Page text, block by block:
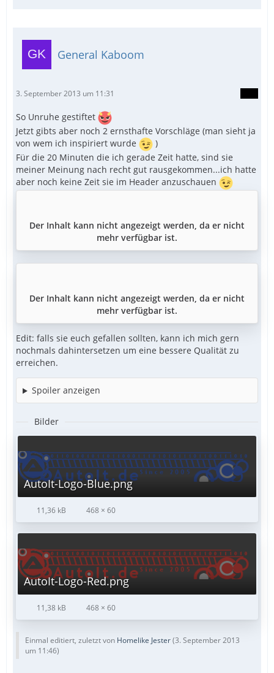
General Kaboom
3. September 2013 um 11:31
So Unruhe gestiftet
Jetzt gibts aber noch 2 ernsthafte Vorschläge (man sieht ja
von wem ich inspiriert wurde
)
Für die 20 Minuten die ich gerade Zeit hatte, sind sie
meiner Meinung nach recht gut rausgekommen...ich hatte
aber noch keine Zeit sie im Header anzuschauen
Der Inhalt kann nicht angezeigt werden, da er nicht
mehr verfügbar ist.
Der Inhalt kann nicht angezeigt werden, da er nicht
mehr verfügbar ist.
Edit: falls sie euch gefallen sollten, kann ich mich gern
nochmals dahintersetzen um eine bessere Qualität zu
erreichen.
Spoiler anzeigen
Bilder
AutoIt-Logo-Blue.png
11,36 kB 468 × 60
AutoIt-Logo-Red.png
11,38 kB 468 × 60
Einmal editiert, zuletzt von Homelike Jester(3. September 2013
um 11:46)